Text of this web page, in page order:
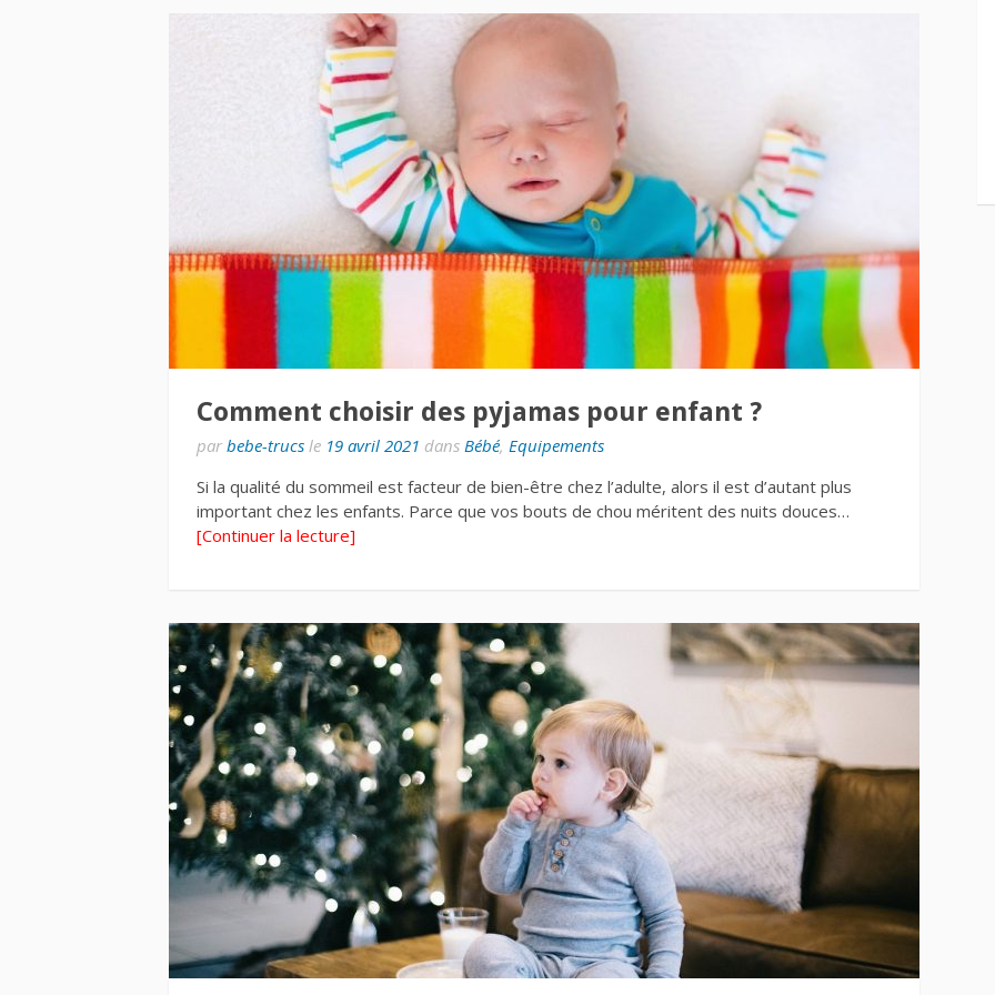
Comment choisir des pyjamas pour enfant ?
par bebe-trucs le 19 avril 2021 dans Bébé, Equipements
Si la qualité du sommeil est facteur de bien-être chez l’adulte, alors il est d’autant plus
important chez les enfants. Parce que vos bouts de chou méritent des nuits douces…
[Continuer la lecture]